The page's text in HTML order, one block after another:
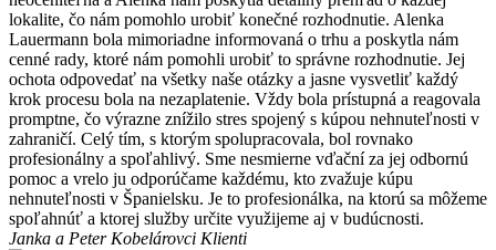
lokalite, čo nám pomohlo urobiť konečné rozhodnutie. Alenka
Lauermann bola mimoriadne informovaná o trhu a poskytla nám
cenné rady, ktoré nám pomohli urobiť to správne rozhodnutie. Jej
ochota odpovedať na všetky naše otázky a jasne vysvetliť každý
krok procesu bola na nezaplatenie. Vždy bola prístupná a reagovala
promptne, čo výrazne znížilo stres spojený s kúpou nehnuteľnosti v
zahraničí. Celý tím, s ktorým spolupracovala, bol rovnako
profesionálny a spoľahlivý. Sme nesmierne vďační za jej odbornú
pomoc a vrelo ju odporúčame každému, kto zvažuje kúpu
nehnuteľnosti v Španielsku. Je to profesionálka, na ktorú sa môžeme
spoľahnúť a ktorej služby určite využijeme aj v budúcnosti.
Janka a Peter Kobelárovci Klienti